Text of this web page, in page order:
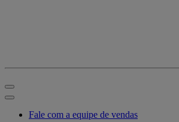
Fale com a equipe de vendas